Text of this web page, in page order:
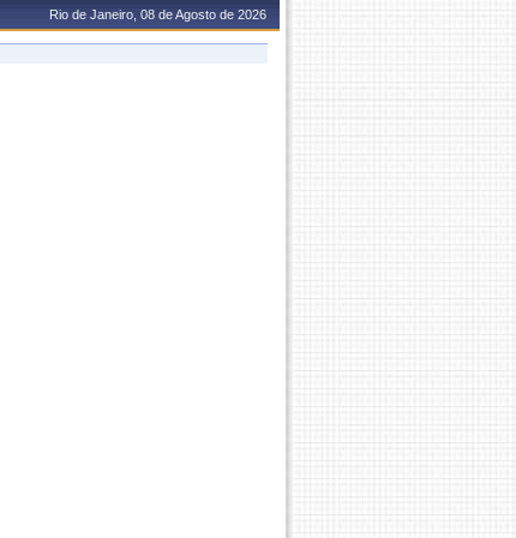
Rio de Janeiro, 08 de Agosto de 2026